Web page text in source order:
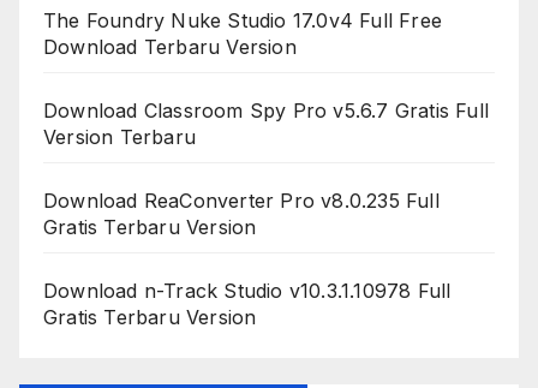
The Foundry Nuke Studio 17.0v4 Full Free
Download Terbaru Version
Download Classroom Spy Pro v5.6.7 Gratis Full
Version Terbaru
Download ReaConverter Pro v8.0.235 Full
Gratis Terbaru Version
Download n-Track Studio v10.3.1.10978 Full
Gratis Terbaru Version